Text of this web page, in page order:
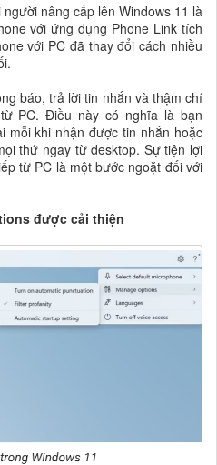
nâng cấp lên Windows 11 là
với ứng dụng Phone Link tích
với PC đã thay đổi cách nhiều
báo, trả lời tin nhắn và thậm chí
PC. Điều này có nghĩa là bạn
mỗi khi nhận được tin nhắn hoặc
thứ ngay từ desktop. Sự tiện lợi
từ PC là một bước ngoặt đối với
được cải thiện